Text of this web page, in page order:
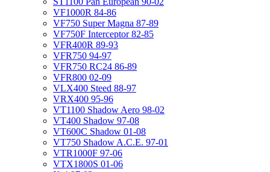
VF1000R 84-86
VF750 Super Magna 87-89
VF750F Interceptor 82-85
VFR400R 89-93
VFR750 94-97
VFR750 RC24 86-89
VFR800 02-09
VLX400 Steed 88-97
VRX400 95-96
VT1100 Shadow Aero 98-02
VT400 Shadow 97-08
VT600C Shadow 01-08
VT750 Shadow A.C.E. 97-01
VTR1000F 97-06
VTX1800S 01-06